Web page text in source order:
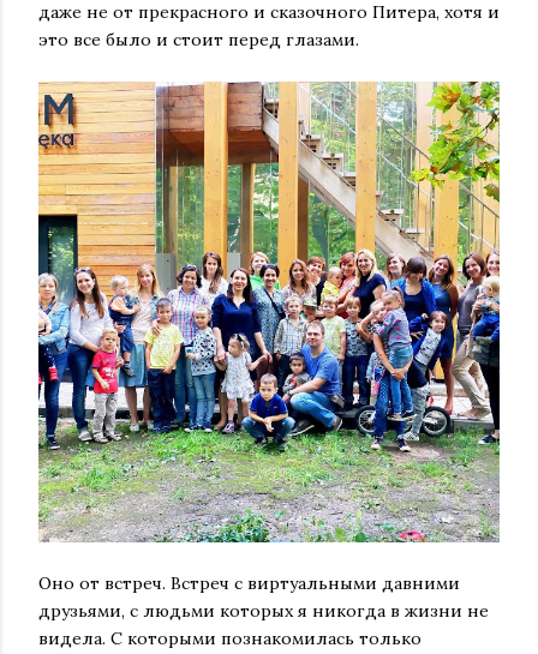
даже не от прекрасного и сказочного Питера, хотя и
это все было и стоит перед глазами.
Оно от встреч. Встреч с виртуальными давними
друзьями, с людьми которых я никогда в жизни не
видела. С которыми познакомилась только